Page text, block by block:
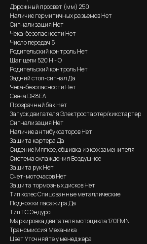
Дорожный просвет (мм) 250
Наличие гермитичных разъемов Нет
Сигнализация Нет
Чека-безопасности Нет
Число передач 5
Родительский контроль Нет
Шаг цепи 520 H - O
Родительский контроль Нет
Задний стоп-сигнал Да
Чека-безопасности Нет
Свеча DR8EA
Прозрачный бак Нет
Запуск двигателя Электростартер/кикстартер
Сигнализация Нет
Наличие антибуксаторов Нет
Защита картера Да
Сидение Мягкое, обшивка из кожзаменителя
Система охлаждения Воздушное
Защита рук Нет
Счет-моточасов Нет
Защита тормозных дисков Нет
Тип колес Спицованные металлические
Подножки пасажира Да
Тип ТС Эндуро
Маркировка двигателя мотоцикла 170FMN
Трансмиссия Механика
Цвет Уточняйте у менеджера